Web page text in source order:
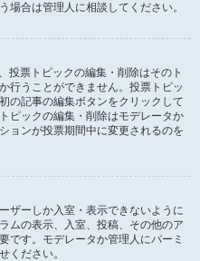
場合は管理人に相談してください。
投票トピックの編集・削除はそのト
行うことができません。投票トピッ
の記事の編集ボタンをクリックして
ピックの編集・削除はモデレータか
ョンが投票期間中に変更されるのを
ザーしか入室・表示できないように
ムの表示、入室、投稿、その他のア
です。モデレータか管理人にパーミ
ください。